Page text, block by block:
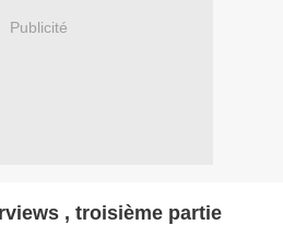
Publicité
, troisième partie